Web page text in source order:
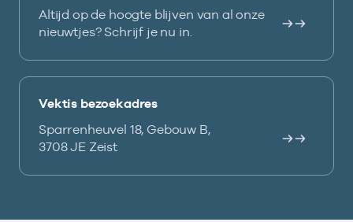
Altijd op de hoogte blijven van al onze
nieuwtjes? Schrijf je nu in.
Vektis bezoekadres
Sparrenheuvel 18, Gebouw B,
3708 JE Zeist